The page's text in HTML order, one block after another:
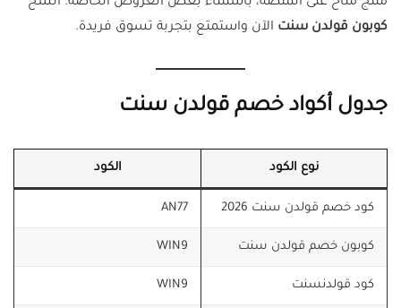
كوبون قولدن سنت الآن واستمتع بتجربة تسوق فريدة.
جدول أكواد خصم قولدن سنت
نوع الكود الكود
كود خصم قولدن سنت 2026 AN77
كوبون خصم قولدن سنت WIN9
كود قولدنسنت WIN9